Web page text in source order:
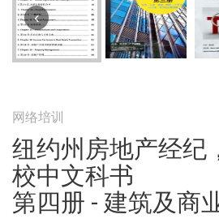
‹
网络培训
纽约州房地产经纪
校中文科书
第四册 - 建筑及商